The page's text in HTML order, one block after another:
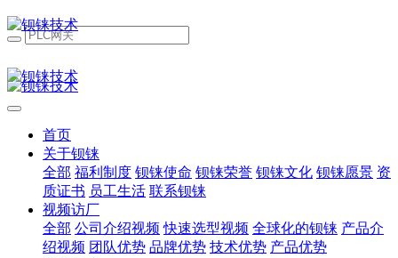
首页
关于钡铼
全部 福利制度 钡铼使命 钡铼荣誉 钡铼文化 钡铼愿景 资
质证书 员工生活 联系钡铼
视频访厂
全部 公司介绍视频 快速选型视频 全球化的钡铼 产品介
绍视频 团队优势 品牌优势 技术优势 产品优势